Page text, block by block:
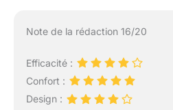
Note de la rédaction 16/20
Efficacité :
Confort :
Design :